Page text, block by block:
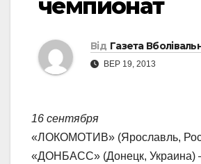
чемпионат
Від Газета
ВЕР 19, 2013
16 сентября
«ЛОКОМОТИВ» (Ярославль,
«ДОНБАСС» (Донецк, Украина)